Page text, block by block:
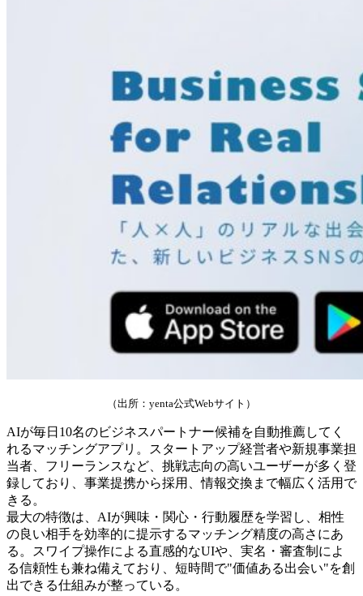
（出所：yenta公式Webサイト）
AIが毎日10名のビジネスパートナー候補を自動推薦してく
れるマッチングアプリ。スタートアップ経営者や新規事業担
当者、フリーランスなど、挑戦志向の高いユーザーが多く登
録しており、事業提携から採用、情報交換まで幅広く活用で
きる。
最大の特徴は、AIが興味・関心・行動履歴を学習し、相性
の良い相手を効率的に提示するマッチング精度の高さにあ
る。スワイプ操作による直感的なUIや、実名・審査制によ
る信頼性も兼ね備えており、短時間で"価値ある出会い"を創
出できる仕組みが整っている。